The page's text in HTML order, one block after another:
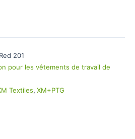
201
pour les vêtements de travail de
Textiles, XM+PTG